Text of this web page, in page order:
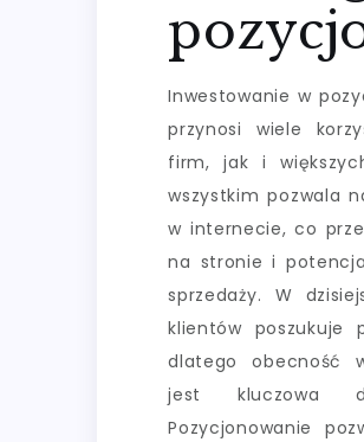
Inwestowanie w
przynosi wiele
firm, jak i
wszystkim pozwala
w internecie, co
na stronie i
sprzedaży. W
klientów poszukuje
dlatego obecność
jest kluczowa
Pozycjonowanie